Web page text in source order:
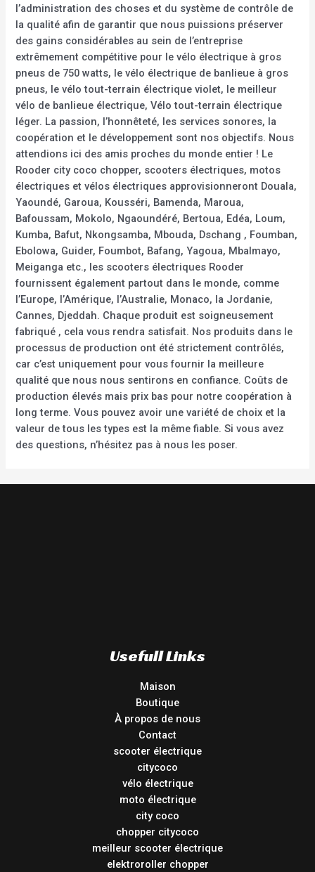
l’administration des choses et du système de contrôle de
la qualité afin de garantir que nous puissions préserver
des gains considérables au sein de l’entreprise
extrêmement compétitive pour le vélo électrique à gros
pneus de 750 watts, le vélo électrique de banlieue à gros
pneus, le vélo tout-terrain électrique violet, le meilleur
vélo de banlieue électrique, Vélo tout-terrain électrique
léger. La passion, l’honnêteté, les services sonores, la
coopération et le développement sont nos objectifs. Nous
attendions ici des amis proches du monde entier ! Le
Rooder city coco chopper, scooters électriques, motos
électriques et vélos électriques approvisionneront Douala,
Yaoundé, Garoua, Kousséri, Bamenda, Maroua,
Bafoussam, Mokolo, Ngaoundéré, Bertoua, Edéa, Loum,
Kumba, Bafut, Nkongsamba, Mbouda, Dschang , Foumban,
Ebolowa, Guider, Foumbot, Bafang, Yagoua, Mbalmayo,
Meiganga etc., les scooters électriques Rooder
fournissent également partout dans le monde, comme
l’Europe, l’Amérique, l’Australie, Monaco, la Jordanie,
Cannes, Djeddah. Chaque produit est soigneusement
fabriqué , cela vous rendra satisfait. Nos produits dans le
processus de production ont été strictement contrôlés,
car c’est uniquement pour vous fournir la meilleure
qualité que nous nous sentirons en confiance. Coûts de
production élevés mais prix bas pour notre coopération à
long terme. Vous pouvez avoir une variété de choix et la
valeur de tous les types est la même fiable. Si vous avez
des questions, n’hésitez pas à nous les poser.
Usefull Links
Maison
Boutique
À propos de nous
Contact
scooter électrique
citycoco
vélo électrique
moto électrique
city coco
chopper citycoco
meilleur scooter électrique
elektroroller chopper